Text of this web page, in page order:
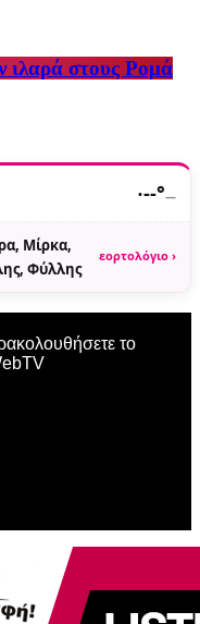
ιλαρά στους Ρομά
·--°—
Μίρκα,
Φύλλης
εορτολόγιο ›
το